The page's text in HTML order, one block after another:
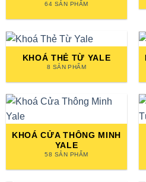
64 SẢN PHẨM
KHOÁ THẺ TỪ YALE
8 SẢN PHẨM
KHOÁ CỬA THÔNG MINH
YALE
58 SẢN PHẨM